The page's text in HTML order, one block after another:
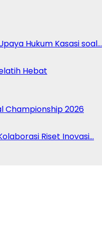
Hukum Kasasi soal…
Hebat
Championship 2026
Riset Inovasi…